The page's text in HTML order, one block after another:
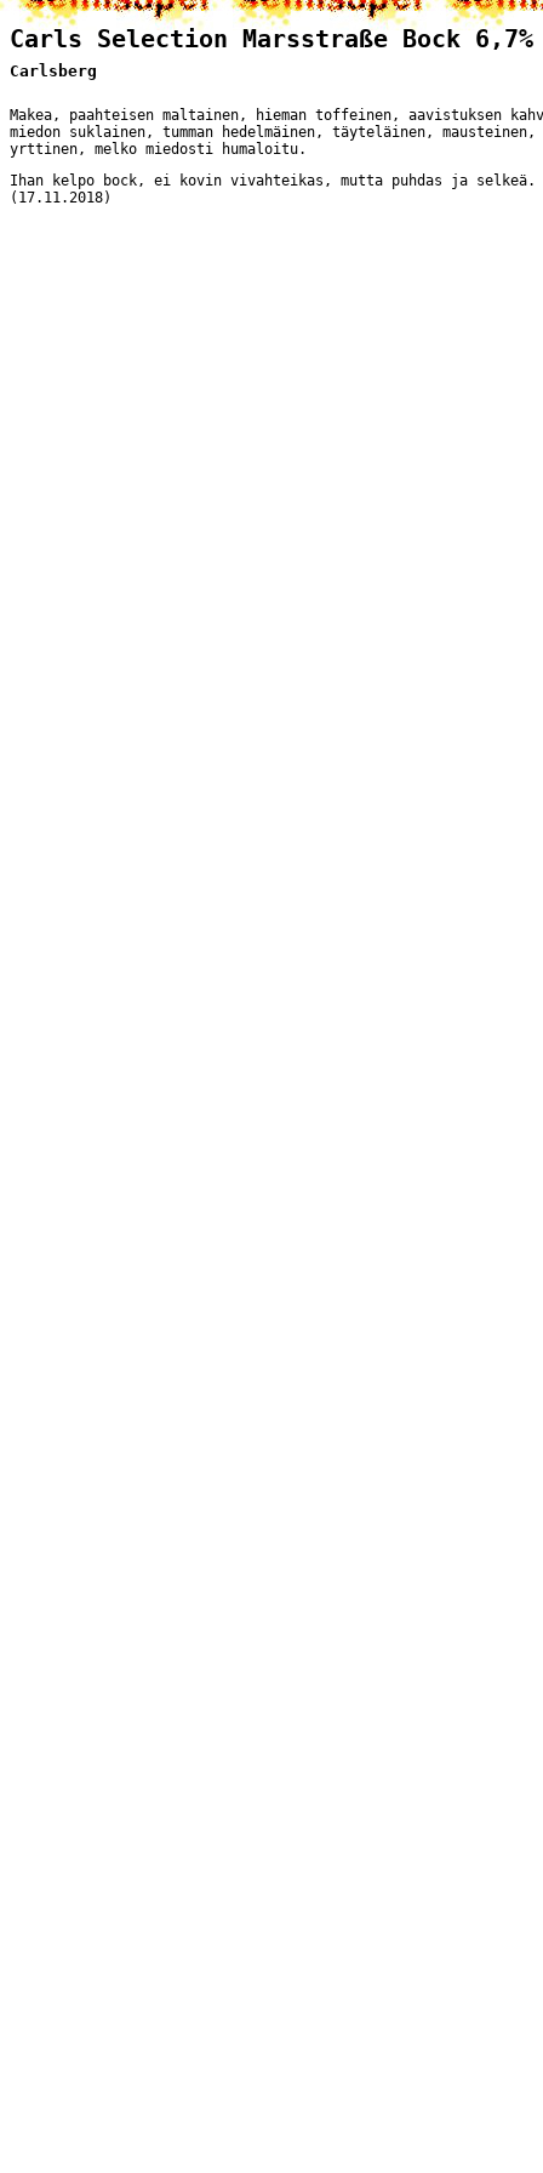
Carls Selection Marsstraße Bock 6,7%
Carlsberg
Makea, paahteisen maltainen, hieman toffeinen, aavistuksen
miedon suklainen, tumman hedelmäinen, täyteläinen, mausteinen,
yrttinen, melko miedosti humaloitu.
Ihan kelpo bock, ei kovin vivahteikas, mutta puhdas ja selkeä.
(17.11.2018)